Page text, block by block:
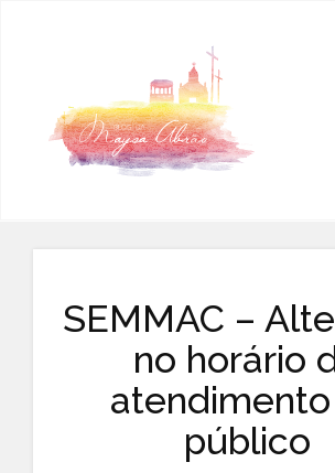
SEMMAC –
no horário
público